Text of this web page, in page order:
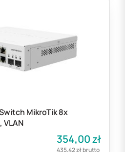
MikroTik 8x
VLAN
354,00zł
435,42złbrutto